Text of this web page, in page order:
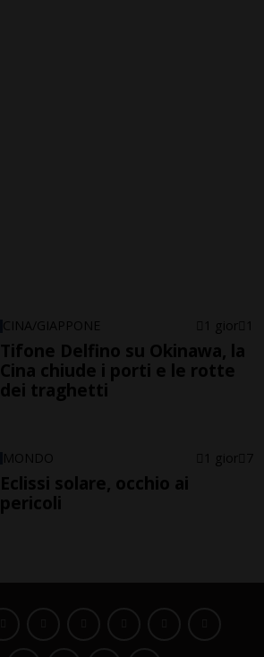
CINA/GIAPPONE 1 gior 1
Tifone Delfino su Okinawa, la
Cina chiude i porti e le rotte
dei traghetti
MONDO 1 gior 7
Eclissi solare, occhio ai
pericoli